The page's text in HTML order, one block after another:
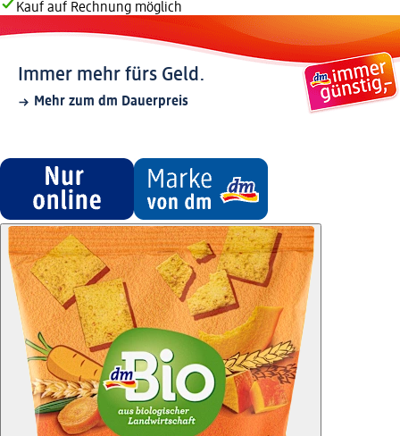
Kauf auf Rechnung möglich
Immer mehr fürs Geld.
Mehr zum dm Dauerpreis